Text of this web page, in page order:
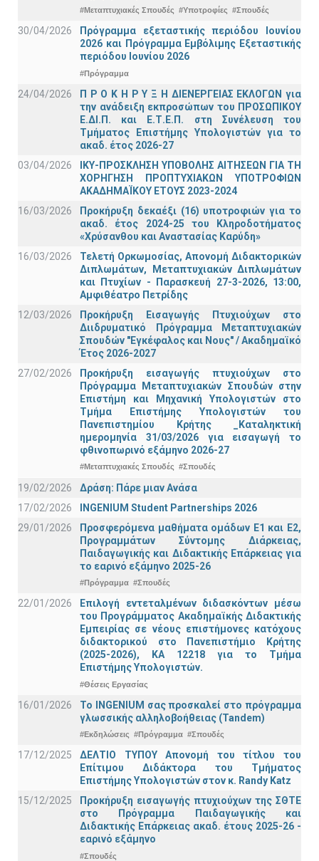
#Μεταπτυχιακές Σπουδές #Υποτροφίες #Σπουδές
30/04/2026
Πρόγραμμα εξεταστικής περιόδου Ιουνίου
2026 και Πρόγραμμα Εμβόλιμης Εξεταστικής
περιόδου Ιουνίου 2026
#Πρόγραμμα
24/04/2026
Π Ρ Ο Κ Η Ρ Υ Ξ Η ΔΙΕΝΕΡΓΕΙΑΣ ΕΚΛΟΓΩΝ για
την ανάδειξη εκπροσώπων του ΠΡΟΣΩΠΙΚΟΥ
Ε.ΔΙ.Π. και Ε.Τ.Ε.Π. στη Συνέλευση του
Τμήματος Επιστήμης Υπολογιστών για το
ακαδ. έτος 2026-27
03/04/2026
ΙΚΥ-ΠΡΟΣΚΛΗΣΗ ΥΠΟΒΟΛΗΣ ΑΙΤΗΣΕΩΝ ΓΙΑ ΤΗ
ΧΟΡΗΓΗΣΗ ΠΡΟΠΤΥΧΙΑΚΩΝ ΥΠΟΤΡΟΦΙΩΝ
ΑΚΑΔΗΜΑΪΚΟΥ ΕΤΟΥΣ 2023-2024
16/03/2026
Προκήρυξη δεκαέξι (16) υποτροφιών για το
ακαδ. έτος 2024-25 του Κληροδοτήματος
«Χρύσανθου και Αναστασίας Καρύδη»
16/03/2026
Τελετή Ορκωμοσίας, Απονομή Διδακτορικών
Διπλωμάτων, Μεταπτυχιακών Διπλωμάτων
και Πτυχίων - Παρασκευή 27-3-2026, 13:00,
Αμφιθέατρο Πετρίδης
12/03/2026
Προκήρυξη Εισαγωγής Πτυχιούχων στο
Διιδρυματικό Πρόγραμμα Μεταπτυχιακών
Σπουδών "Εγκέφαλος και Νους" / Ακαδημαϊκό
Έτος 2026-2027
27/02/2026
Προκήρυξη εισαγωγής πτυχιούχων στo
Πρόγραμμα Μεταπτυχιακών Σπουδών στην
Επιστήμη και Μηχανική Υπολογιστών στο
Τμήμα Eπιστήμης Υπολογιστών του
Πανεπιστημίου Κρήτης _Καταληκτική
ημερομηνία 31/03/2026 για εισαγωγή το
φθινοπωρινό εξάμηνο 2026-27
#Μεταπτυχιακές Σπουδές #Σπουδές
19/02/2026
Δράση: Πάρε μιαν Ανάσα
17/02/2026
INGENIUM Student Partnerships 2026
29/01/2026
Προσφερόμενα μαθήματα ομάδων Ε1 και Ε2,
Προγραμμάτων Σύντομης Διάρκειας,
Παιδαγωγικής και Διδακτικής Επάρκειας για
το εαρινό εξάμηνο 2025-26
#Πρόγραμμα #Σπουδές
22/01/2026
Επιλογή εντεταλμένων διδασκόντων μέσω
του Προγράμματος Ακαδημαϊκής Διδακτικής
Εμπειρίας σε νέους επιστήμονες κατόχους
διδακτορικού στο Πανεπιστήμιο Κρήτης
(2025-2026), ΚΑ 12218 για το Τμήμα
Επιστήμης Υπολογιστών.
#Θέσεις Εργασίας
16/01/2026
Το INGENIUM σας προσκαλεί στο πρόγραμμα
γλωσσικής αλληλοβοήθειας (Tandem)
#Εκδηλώσεις #Πρόγραμμα #Σπουδές
17/12/2025
ΔΕΛΤΙΟ ΤΥΠΟΥ Απονομή του τίτλου του
Επίτιμου Διδάκτορα του Τμήματος
Επιστήμης Υπολογιστών στον κ. Randy Katz
15/12/2025
Προκήρυξη εισαγωγής πτυχιούχων της ΣΘΤΕ
στο Πρόγραμμα Παιδαγωγικής και
Διδακτικής Επάρκειας ακαδ. έτους 2025-26 -
εαρινό εξάμηνο
#Σπουδές